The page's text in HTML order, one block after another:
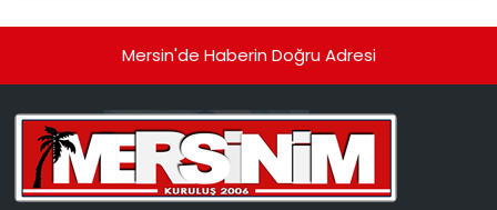
Mersin'de Haberin Doğru Adresi